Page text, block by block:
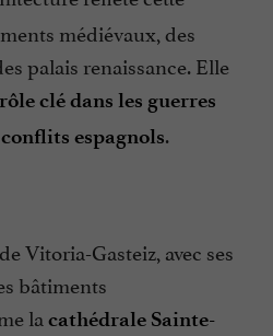
médiévaux, des
palais renaissance. Elle
rôle clé dans les guerres
espagnols.
Vitoria-Gasteiz, avec ses
bâtiments
la cathédrale Sainte-